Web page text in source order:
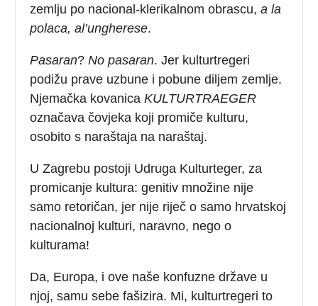
zemlju po nacional-klerikalnom obrascu,a la
polaca, al’ungherese.
Pasaran?No pasaran. Jer kulturtregeri
podižu prave uzbune i pobune diljem zemlje.
Njemačka kovanicaKULTURTRAEGER
označava čovjeka koji promiče kulturu,
osobito s naraštaja na naraštaj.
U Zagrebu postoji Udruga Kulturteger, za
promicanje kultura: genitiv množine nije
samo retoričan, jer nije riječ o samo hrvatskoj
nacionalnoj kulturi, naravno, nego o
kulturama!
Da, Europa, i ove naše konfuzne države u
njoj, samu sebe fašizira. Mi, kulturtregeri to